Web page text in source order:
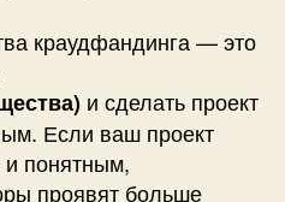
краудфандинга — это
и сделать проект
Если ваш проект
понятным,
проявят больше